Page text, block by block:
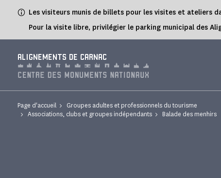
Les visiteurs munis de billets pour les visites et ateliers
Pour la visite libre, privilégier le parking municipal des
ALIGNEMENTS DE CARNAC
Page d'accueil
Groupes adultes et professionnels du tourisme
Associations, clubs et groupes indépendants
Balade des menhirs